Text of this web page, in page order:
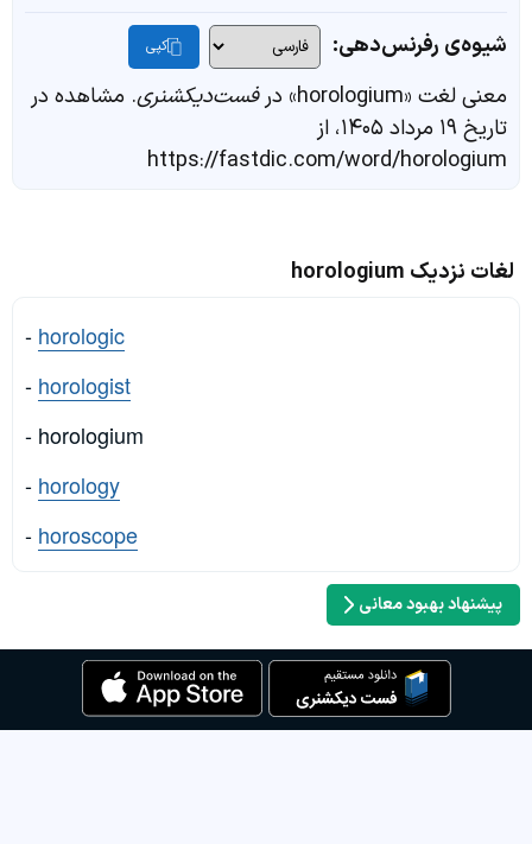
شیوه‌ی رفرنس‌دهی: کپی
معنی لغت «horologium» در فست‌دیکشنری. مشاهده در
تاریخ ۱۹ مرداد ۱۴۰۵، از
https://fastdic.com/word/horologium
لغات نزدیک horologium
- horologic
- horologist
- horologium
- horology
- horoscope
پیشنهاد بهبود معانی